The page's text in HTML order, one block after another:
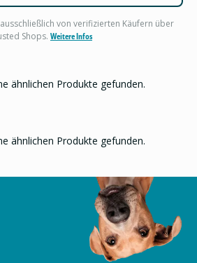
von verifizierten Käufern über
Shops. Weitere Infos
ähnlichen Produkte gefunden.
ähnlichen Produkte gefunden.